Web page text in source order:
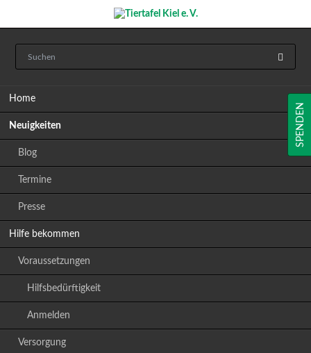
Home
Neuigkeiten
Blog
Termine
Presse
Hilfe bekommen
Voraussetzungen
Hilfsbedürftigkeit
Anmelden
Versorgung
SPENDEN